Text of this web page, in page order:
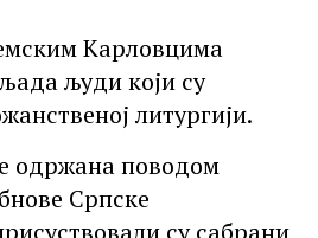
Карловцима
људи који су
литургији.
одржана поводом
Српске
су сабрани